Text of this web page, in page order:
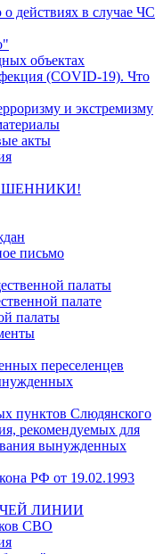
действиях в случае ЧС
объектах
(COVID-19). Что
и экстремизму
акты
письмо
палаты
палате
палаты
переселенцев
пунктов Слюдянского
рекомендуемых для
вынужденных
РФ от 19.02.1993
ЛИНИИ
СВО